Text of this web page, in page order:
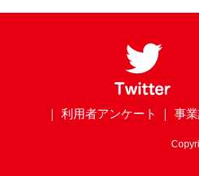
｜ 利用者アンケート ｜ 事